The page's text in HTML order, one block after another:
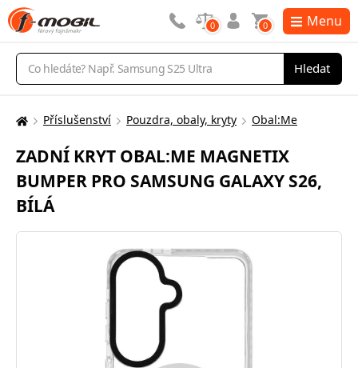
Vyhledávání
Hledat
0 0 Menu
Zde
nacházíte:
Příslušenství Pouzdra, obaly, kryty Obal:Me
ZADNÍ KRYT OBAL:ME MAGNETIX
BUMPER PRO SAMSUNG GALAXY S26,
BÍLÁ